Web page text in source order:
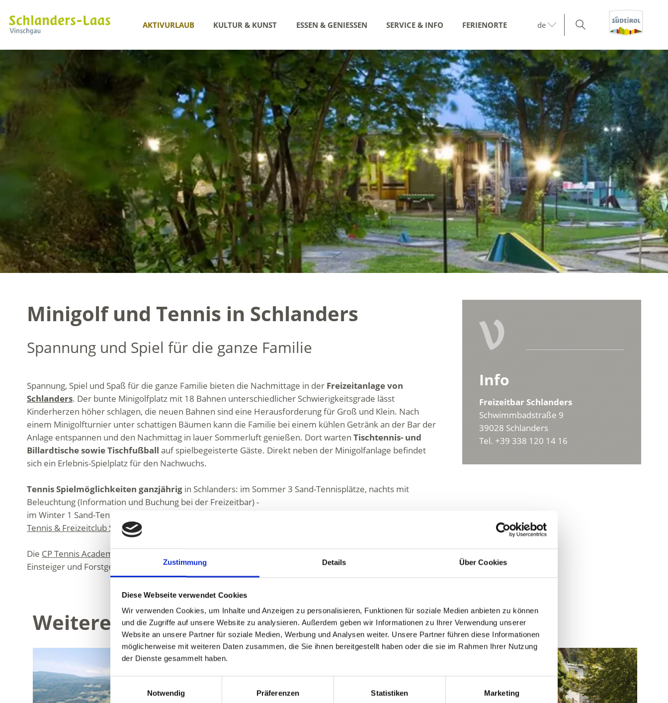
Zustimmung Details Über Cookies
Diese Webseite verwendet Cookies
Wir verwenden Cookies, um Inhalte und Anzeigen zu personalisieren, Funktionen für soziale Medien anbieten zu können
und die Zugriffe auf unsere Website zu analysieren. Außerdem geben wir Informationen zu Ihrer Verwendung unserer
Website an unsere Partner für soziale Medien, Werbung und Analysen weiter. Unsere Partner führen diese Informationen
möglicherweise mit weiteren Daten zusammen, die Sie ihnen bereitgestellt haben oder die sie im Rahmen Ihrer Nutzung
der Dienste gesammelt haben.
Einwilligungsauswahl
Notwendig
Präferenzen Statistiken Marketing
AKTIVURLAUB KULTUR & KUNST ESSEN & GENIESSEN SERVICE & INFO FERIENORTE de
Minigolf und Tennis in Schlanders
Spannung und Spiel für die ganze Familie
Spannung, Spiel und Spaß für die ganze Familie bieten die Nachmittage in der Freizeitanlage von
Schlanders. Der bunte Minigolfplatz mit 18 Bahnen unterschiedlicher Schwierigkeitsgrade lässt
Kinderherzen höher schlagen, die neuen Bahnen sind eine Herausforderung für Groß und Klein. Nach
einem Minigolfturnier unter schattigen Bäumen kann die Familie bei einem kühlen Getränk an der Bar der
Anlage entspannen und den Nachmittag in lauer Sommerluft genießen. Dort warten Tischtennis- und
Billardtische sowie Tischfußball auf spielbegeisterte Gäste. Direkt neben der Minigolfanlage befindet
sich ein Erlebnis-Spielplatz für den Nachwuchs.
Tennis Spielmöglichkeiten ganzjährigin Schlanders: im Sommer 3 Sand-Tennisplätze, nachts mit
Beleuchtung (Information und Buchung bei der Freizeitbar) -
im Winter 1 Sand-Tennisplatz im beleuchteten Tennisballon (Information und Buchung beim
Tennis & Freizeitclub Schlanders
Die CP Tennis Academy
Einsteiger und Forstgeschrittene an.
V
Info
Freizeitbar Schlanders
Schwimmbadstraße 9
39028 Schlanders
Tel. +39 338 120 14 16
Weitere interessante Links